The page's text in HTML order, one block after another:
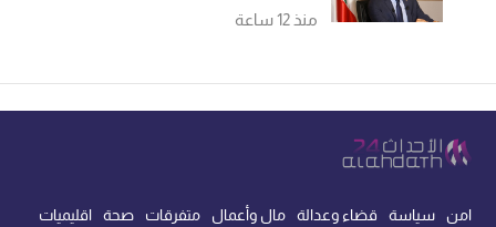
منذ 12 ساعة
امن سياسة قضاء وعدالة مال وأعمال متفرقات صحة
اقليميات